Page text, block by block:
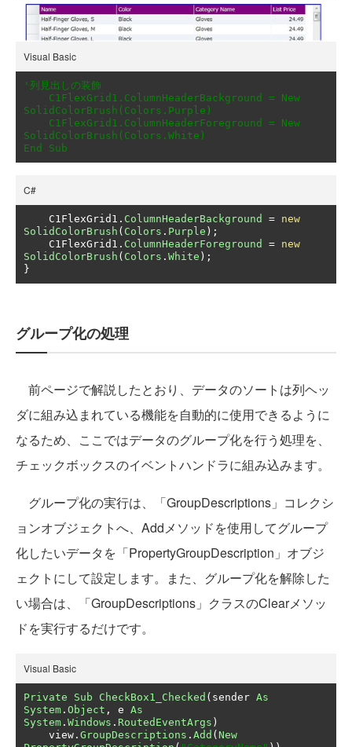
Visual Basic
'列見出しの装飾
SolidColorBrush(Colors.Purple)
SolidColorBrush(Colors.White)
End Sub
C#
    C1FlexGrid1
. ColumnHeaderBackground = new
SolidColorBrush ( Colors . Purple );
    C1FlexGrid1
. ColumnHeaderForeground = new
SolidColorBrush ( Colors . White );
}
グループ化の処理
前ページで解説したとおり、データのソートは列ヘッ
ダに組み込まれている機能を自動的に使用できるように
なるため、ここではデータのグループ化を行う処理を、
チェックボックスのイベントハンドラに組み込みます。
グループ化の実行は、「GroupDescriptions」コレクシ
ョンオブジェクトへ、Addメソッドを使用してグループ
化したいデータを「PropertyGroupDescription」オブジ
ェクトにして設定します。また、グループ化を解除した
い場合は、「GroupDescriptions」クラスのClearメソッ
ドを実行するだけです。
Visual Basic
Private Sub CheckBox1_Checked ( sender As
System . Object , e As
System . Windows . RoutedEventArgs )
    view
. GroupDescriptions . Add (New